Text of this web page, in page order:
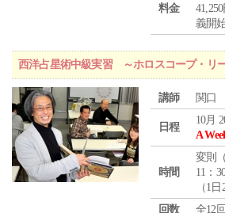
料金
義開
西洋占星術中級実習 ～ホロスコープ・リ
講師 関口
日程
10月
A
時間
変則
11：
（1日
回数
全12回